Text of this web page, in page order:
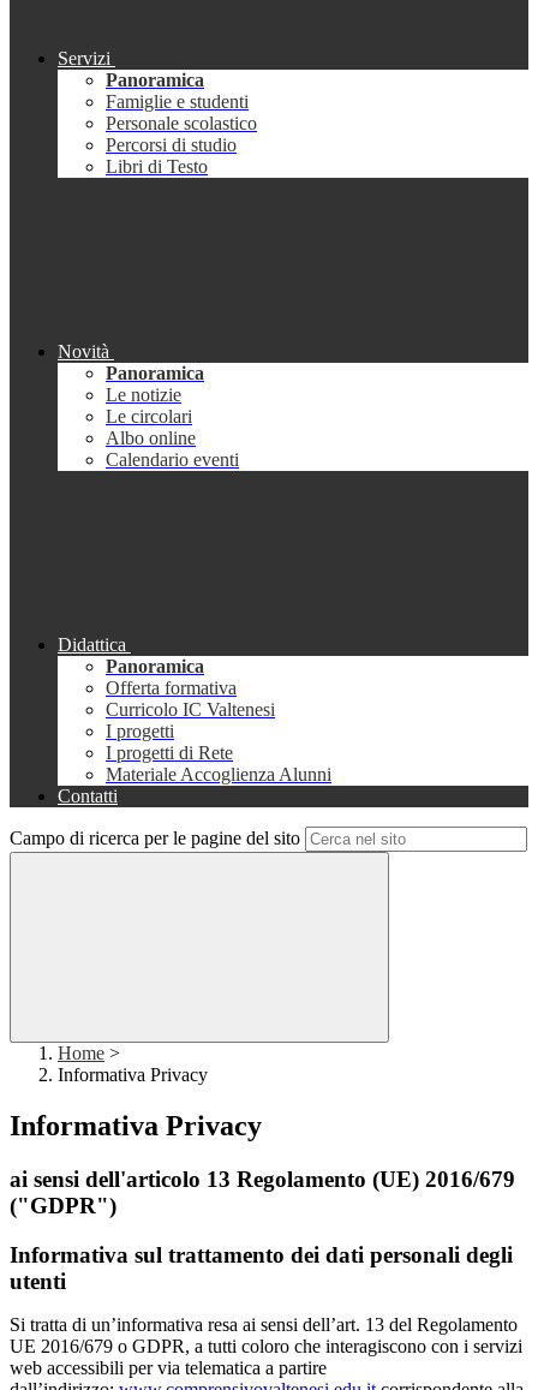
Servizi
Panoramica
Famiglie e studenti
Personale scolastico
Percorsi di studio
Libri di Testo
Novità
Panoramica
Le notizie
Le circolari
Albo online
Calendario eventi
Didattica
Panoramica
Offerta formativa
Curricolo IC Valtenesi
I progetti
I progetti di Rete
Materiale Accoglienza Alunni
Contatti
Campo di ricerca per le pagine del sito
Home >
Informativa Privacy
Informativa Privacy
ai sensi dell'articolo 13 Regolamento (UE) 2016/679
("GDPR")
Informativa sul trattamento dei dati personali degli
utenti
Si tratta di un’informativa resa ai sensi dell’art. 13 del Regolamento
UE 2016/679 o GDPR, a tutti coloro che interagiscono con i servizi
web accessibili per via telematica a partire